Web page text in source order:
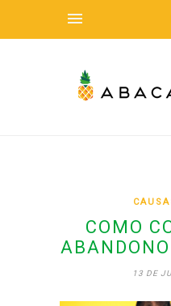
COMO
13 DE